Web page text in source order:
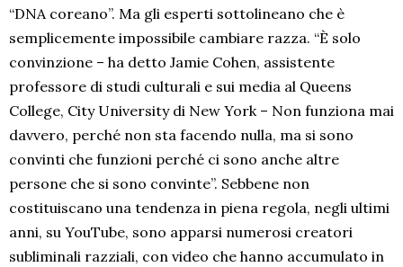
“DNA coreano”. Ma gli esperti sottolineano che è
semplicemente impossibile cambiare razza. “È solo
convinzione – ha detto Jamie Cohen, assistente
professore di studi culturali e sui media al Queens
College, City University di New York – Non funziona mai
davvero, perché non sta facendo nulla, ma si sono
convinti che funzioni perché ci sono anche altre
persone che si sono convinte”. Sebbene non
costituiscano una tendenza in piena regola, negli ultimi
anni, su YouTube, sono apparsi numerosi creatori
subliminali razziali, con video che hanno accumulato in